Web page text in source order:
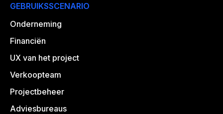
GEBRUIKSSCENARIO
Onderneming
Financiën
UX van het project
Verkoopteam
Projectbeheer
Adviesbureaus